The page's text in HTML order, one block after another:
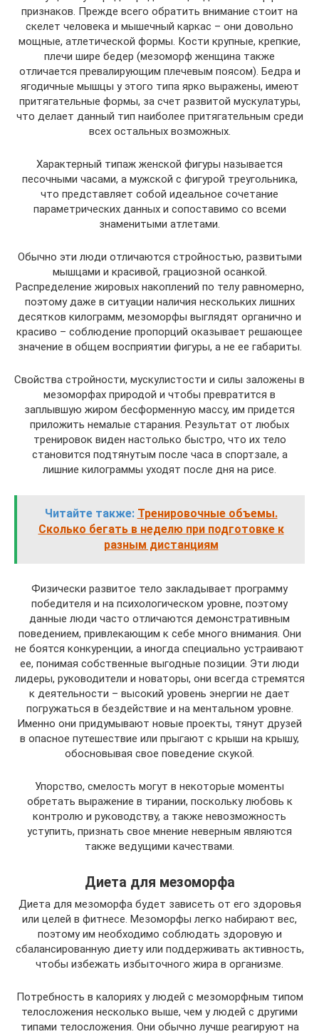
признаков. Прежде всего обратить внимание стоит на
скелет человека и мышечный каркас – они довольно
мощные, атлетической формы. Кости крупные, крепкие,
плечи шире бедер (мезоморф женщина также
отличается превалирующим плечевым поясом). Бедра и
ягодичные мышцы у этого типа ярко выражены, имеют
притягательные формы, за счет развитой мускулатуры,
что делает данный тип наиболее притягательным среди
всех остальных возможных.
Характерный типаж женской фигуры называется
песочными часами, а мужской с фигурой треугольника,
что представляет собой идеальное сочетание
параметрических данных и сопоставимо со всеми
знаменитыми атлетами.
Обычно эти люди отличаются стройностью, развитыми
мышцами и красивой, грациозной осанкой.
Распределение жировых накоплений по телу равномерно,
поэтому даже в ситуации наличия нескольких лишних
десятков килограмм, мезоморфы выглядят органично и
красиво – соблюдение пропорций оказывает решающее
значение в общем восприятии фигуры, а не ее габариты.
Свойства стройности, мускулистости и силы заложены в
мезоморфах природой и чтобы превратится в
заплывшую жиром бесформенную массу, им придется
приложить немалые старания. Результат от любых
тренировок виден настолько быстро, что их тело
становится подтянутым после часа в спортзале, а
лишние килограммы уходят после дня на рисе.
Читайте также: Тренировочные объемы.
Сколько бегать в неделю при подготовке к
разным дистанциям
Физически развитое тело закладывает программу
победителя и на психологическом уровне, поэтому
данные люди часто отличаются демонстративным
поведением, привлекающим к себе много внимания. Они
не боятся конкуренции, а иногда специально устраивают
ее, понимая собственные выгодные позиции. Эти люди
лидеры, руководители и новаторы, они всегда стремятся
к деятельности – высокий уровень энергии не дает
погружаться в бездействие и на ментальном уровне.
Именно они придумывают новые проекты, тянут друзей
в опасное путешествие или прыгают с крыши на крышу,
обосновывая свое поведение скукой.
Упорство, смелость могут в некоторые моменты
обретать выражение в тирании, поскольку любовь к
контролю и руководству, а также невозможность
уступить, признать свое мнение неверным являются
также ведущими качествами.
Диета для мезоморфа
Диета для мезоморфа будет зависеть от его здоровья
или целей в фитнесе. Мезоморфы легко набирают вес,
поэтому им необходимо соблюдать здоровую и
сбалансированную диету или поддерживать активность,
чтобы избежать избыточного жира в организме.
Потребность в калориях у людей с мезоморфным типом
телосложения несколько выше, чем у людей с другими
типами телосложения. Они обычно лучше реагируют на